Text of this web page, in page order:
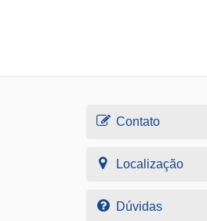
Contato
Localização
Dúvidas